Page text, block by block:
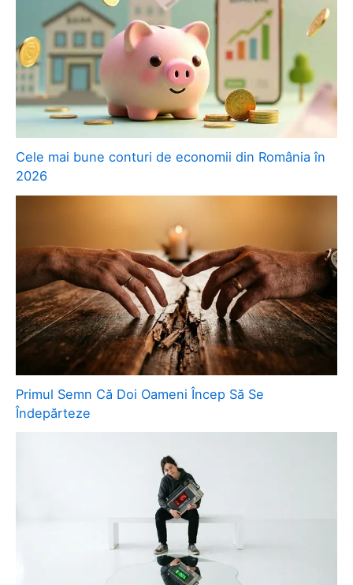
Cele mai bune conturi de economii din România în
2026
Primul Semn Că Doi Oameni Încep Să Se
Îndepărteze